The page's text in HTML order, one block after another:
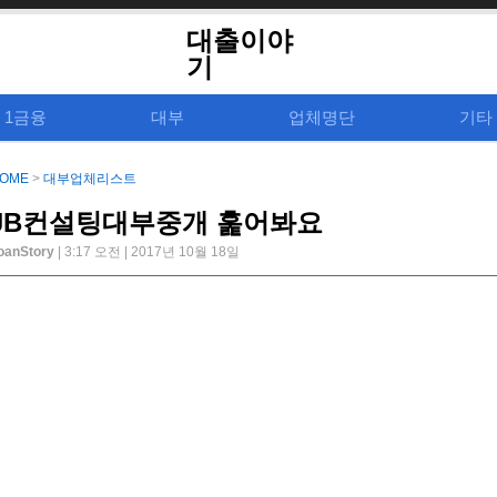
대출이야
기
1금융 대부 업체명단 기타
> 대부업체리스트
컨설팅대부중개 훑어봐요
| 3:17 오전 | 2017년 10월 18일